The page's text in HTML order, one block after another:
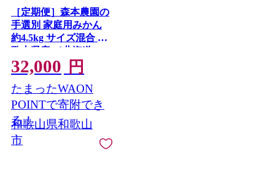
［定期便］森本農園の
手選別 家庭用みかん
約4.5kg サイズ混合 和
歌山県産 ［北海道・
沖縄・離島配送不可］
［2026年10月～2027年
1月まで全4回お届け］
［RN163］
32,000 円
たまったWAON
POINTで寄附でき
る！
和歌山県和歌山
市